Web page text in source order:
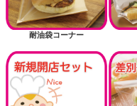
耐油袋コーナー